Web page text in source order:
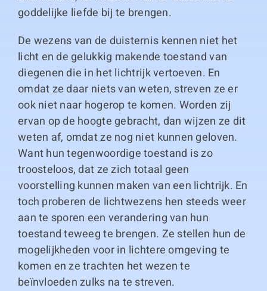
goddelijke liefde bij te brengen.
De wezens van de duisternis kennen niet het
licht en de gelukkig makende toestand van
diegenen die in het lichtrijk vertoeven. En
omdat ze daar niets van weten, streven ze er
ook niet naar hogerop te komen. Worden zij
ervan op de hoogte gebracht, dan wijzen ze dit
weten af, omdat ze nog niet kunnen geloven.
Want hun tegenwoordige toestand is zo
troosteloos, dat ze zich totaal geen
voorstelling kunnen maken van een lichtrijk. En
toch proberen de lichtwezens hen steeds weer
aan te sporen een verandering van hun
toestand teweeg te brengen. Ze stellen hun de
mogelijkheden voor in lichtere omgeving te
komen en ze trachten het wezen te
beïnvloeden zulks na te streven.